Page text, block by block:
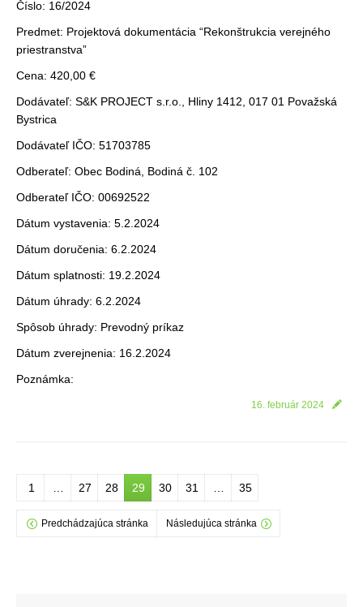
Číslo: 16/2024
Predmet: Projektová dokumentácia “Rekonštrukcia verejného
priestranstva”
Cena: 420,00 €
Dodávateľ: S&K PROJECT s.r.o., Hliny 1412, 017 01 Považská
Bystrica
Dodávateľ IČO: 51703785
Odberateľ: Obec Bodiná, Bodiná č. 102
Odberateľ IČO: 00692522
Dátum vystavenia: 5.2.2024
Dátum doručenia: 6.2.2024
Dátum splatnosti: 19.2.2024
Dátum úhrady: 6.2.2024
Spôsob úhrady: Prevodný príkaz
Dátum zverejnenia: 16.2.2024
Poznámka:
16. február 2024
1 27 28 29 30 31 35
Predchádzajúca stránka Následujúca stránka